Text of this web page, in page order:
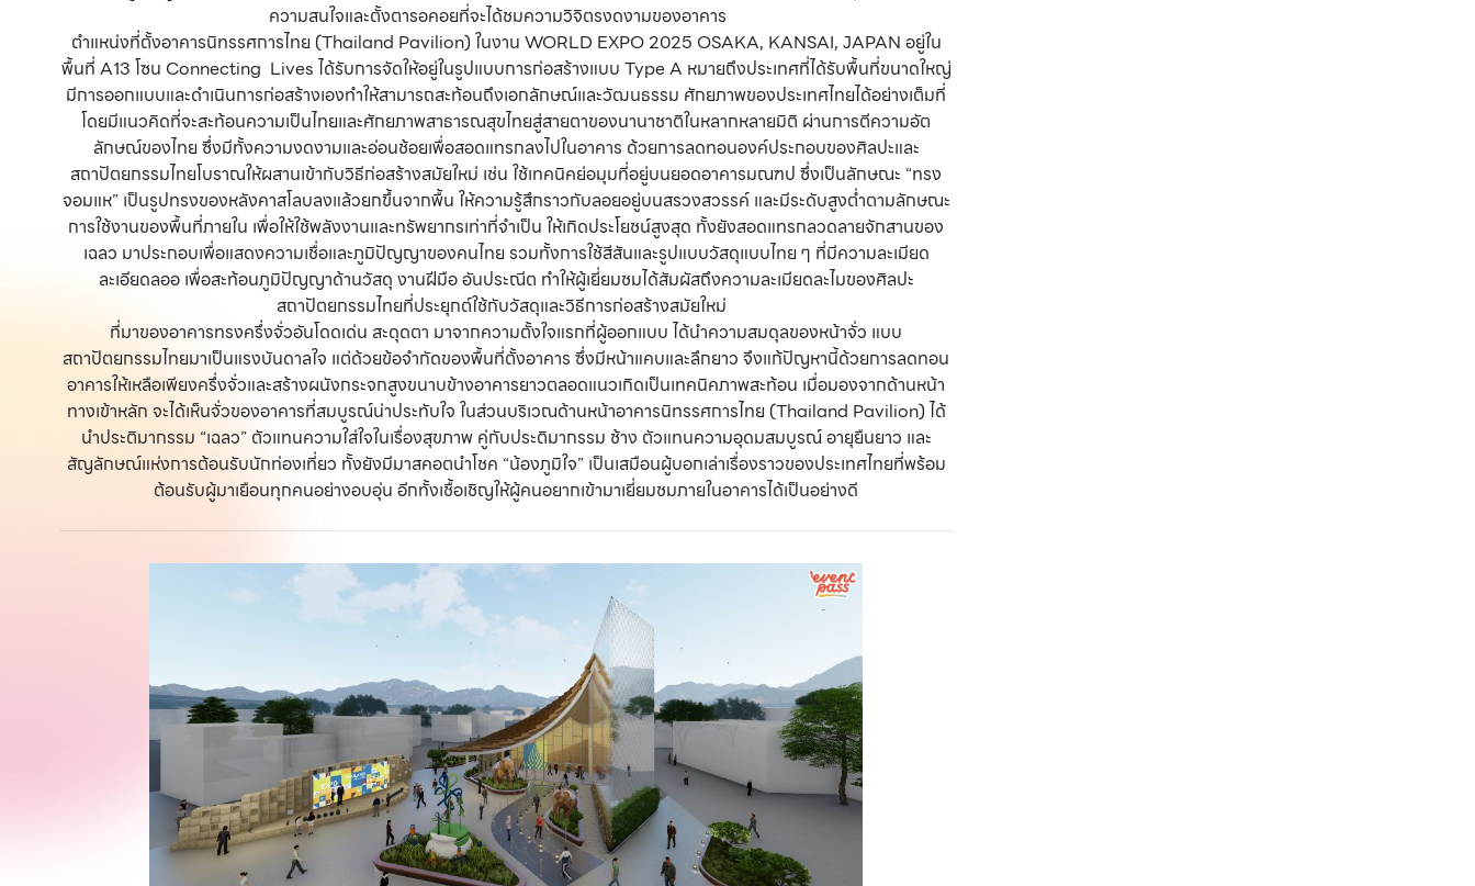
ความสนใจและตั้งตารอคอยที่จะได้ชมความวิจิตรงดงามของอาคาร
ตำแหน่งที่ตั้งอาคารนิทรรศการไทย (Thailand Pavilion) ในงาน WORLD EXPO 2025 OSAKA, KANSAI, JAPAN อยู่ใน
พื้นที่ A13 โซน Connecting Lives ได้รับการจัดให้อยู่ในรูปแบบการก่อสร้างแบบ Type A หมายถึงประเทศที่ได้รับพื้นที่ขนาดใหญ่
มีการออกแบบและดำเนินการก่อสร้างเองทำให้สามารถสะท้อนถึงเอกลักษณ์และวัฒนธรรม ศักยภาพของประเทศไทยได้อย่างเต็มที่
โดยมีแนวคิดที่จะสะท้อนความเป็นไทยและศักยภาพสาธารณสุขไทยสู่สายตาของนานาชาติในหลากหลายมิติ ผ่านการตีความอัต
ลักษณ์ของไทย ซึ่งมีทั้งความงดงามและอ่อนช้อยเพื่อสอดแทรกลงไปในอาคาร ด้วยการลดทอนองค์ประกอบของศิลปะและ
สถาปัตยกรรมไทยโบราณให้ผสานเข้ากับวิธีก่อสร้างสมัยใหม่ เช่น ใช้เทคนิคย่อมุมที่อยู่บนยอดอาคารมณฑป ซึ่งเป็นลักษณะ “ทรง
จอมแห” เป็นรูปทรงของหลังคาสโลบลงแล้วยกขึ้นจากพื้น ให้ความรู้สึกราวกับลอยอยู่บนสรวงสวรรค์ และมีระดับสูงต่ำตามลักษณะ
การใช้งานของพื้นที่ภายใน เพื่อให้ใช้พลังงานและทรัพยากรเท่าที่จำเป็น ให้เกิดประโยชน์สูงสุด ทั้งยังสอดแทรกลวดลายจักสานของ
เฉลว มาประกอบเพื่อแสดงความเชื่อและภูมิปัญญาของคนไทย รวมทั้งการใช้สีสันและรูปแบบวัสดุแบบไทย ๆ ที่มีความละเมียด
ละเอียดลออ เพื่อสะท้อนภูมิปัญญาด้านวัสดุ งานฝีมือ อันประณีต ทำให้ผู้เยี่ยมชมได้สัมผัสถึงความละเมียดละไมของศิลปะ
สถาปัตยกรรมไทยที่ประยุกต์ใช้กับวัสดุและวิธีการก่อสร้างสมัยใหม่
ที่มาของอาคารทรงครึ่งจั่วอันโดดเด่น สะดุดตา มาจากความตั้งใจแรกที่ผู้ออกแบบ ได้นำความสมดุลของหน้าจั่ว แบบ
สถาปัตยกรรมไทยมาเป็นแรงบันดาลใจ แต่ด้วยข้อจำกัดของพื้นที่ตั้งอาคาร ซึ่งมีหน้าแคบและลึกยาว จึงแก้ปัญหานี้ด้วยการลดทอน
อาคารให้เหลือเพียงครึ่งจั่วและสร้างผนังกระจกสูงขนาบข้างอาคารยาวตลอดแนวเกิดเป็นเทคนิคภาพสะท้อน เมื่อมองจากด้านหน้า
ทางเข้าหลัก จะได้เห็นจั่วของอาคารที่สมบูรณ์น่าประทับใจ ในส่วนบริเวณด้านหน้าอาคารนิทรรศการไทย (Thailand Pavilion) ได้
นำประติมากรรม “เฉลว” ตัวแทนความใส่ใจในเรื่องสุขภาพ คู่กับประติมากรรม ช้าง ตัวแทนความอุดมสมบูรณ์ อายุยืนยาว และ
สัญลักษณ์แห่งการต้อนรับนักท่องเที่ยว ทั้งยังมีมาสคอตนำโชค “น้องภูมิใจ” เป็นเสมือนผู้บอกเล่าเรื่องราวของประเทศไทยที่พร้อม
ต้อนรับผู้มาเยือนทุกคนอย่างอบอุ่น อีกทั้งเชื้อเชิญให้ผู้คนอยากเข้ามาเยี่ยมชมภายในอาคารได้เป็นอย่างดี